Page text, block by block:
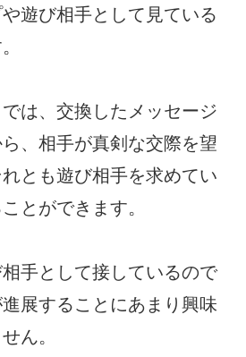
遊び相手として見ている
は、交換したメッセージ
、相手が真剣な交際を望
とも遊び相手を求めてい
とができます。
手として接しているので
展することにあまり興味
ん。